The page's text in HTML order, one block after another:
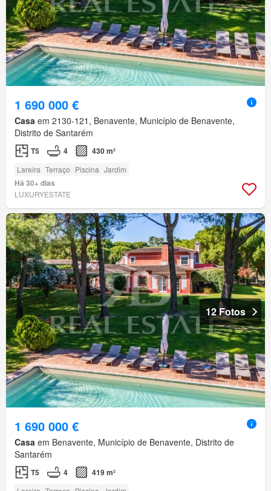
1 690 000 €
Casa em 2130-121, Benavente, Município de Benavente,
Distrito de Santarém
T5 4 430 m²
Lareira Terraço Piscina Jardim
Há 30+ dias
LUXURYESTATE
12 Fotos
1 690 000 €
Casa em Benavente, Município de Benavente, Distrito de
Santarém
T5 4 419 m²